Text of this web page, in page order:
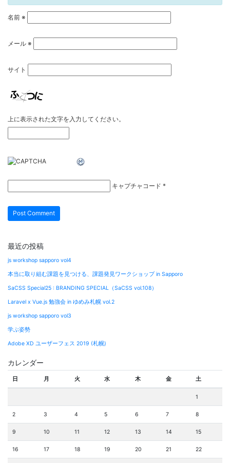
名前 ※
メール ※
サイト
上に表示された文字を入力してください。
キャプチャコード *
最近の投稿
js workshop sapporo vol4
本当に取り組む課題を見つける、課題発見ワークショップ in Sapporo
SaCSS Special25 : BRANDING SPECIAL（SaCSS vol.108）
Laravel x Vue.js 勉強会 in ゆめみ札幌 vol.2
js workshop sapporo vol3
学ぶ姿勢
Adobe XD ユーザーフェス 2019 (札幌)
カレンダー
日 月 火 水 木 金 土
1
2 3 4 5 6 7 8
9 10 11 12 13 14 15
16 17 18 19 20 21 22